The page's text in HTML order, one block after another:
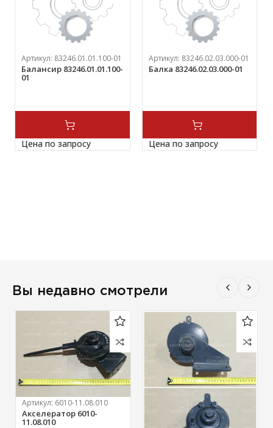
Артикул: 83246.01.01.100-01
Балансир 83246.01.01.100-
01
Цена по запросу
Артикул: 83246.02.03.000-01
Балка 83246.02.03.000-01
Цена по запросу
Вы недавно смотрели
Артикул: 6010-11.08.010
Акселератор 6010-
11.08.010